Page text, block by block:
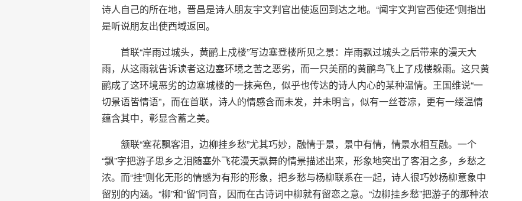
诗人自己的所在地，晋昌是诗人朋友宇文判官出使返回到达之地。“闻宇文判官西使还”则指出
是听说朋友出使西域返回。
首联“岸雨过城头，黄鹂上戍楼”写边塞登楼所见之景：岸雨飘过城头之后带来的漫天大
雨，从这雨就告诉读者这边塞环境之苦之恶劣，而一只美丽的黄鹂鸟飞上了戍楼躲雨。这只黄
鹂成了这环境恶劣的边塞城楼的一抹亮色，似乎也传达的诗人内心的某种温情。王国维说“一
切景语皆情语”，而在首联，诗人的情感含而未发，并未明言，似有一丝苍凉，更有一缕温情
蕴含其中，彰显含蓄之美。
颔联“塞花飘客泪，边柳挂乡愁”尤其巧妙，融情于景，景中有情，情景水相互融。一个
“飘”字把游子思乡之泪随塞外飞花漫天飘舞的情景描述出来，形象地突出了客泪之多，乡愁之
浓。而“挂”则化无形的情感为有形的形象，把乡愁与杨柳联系在一起，诗人很巧妙杨柳意象中
留别的内涵。“柳”和“留”同音，因而在古诗词中柳就有留恋之意。“边柳挂乡愁”把游子的那种浓